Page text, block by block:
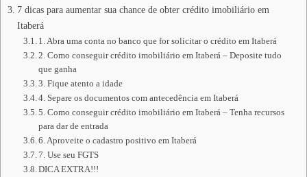
7 dicas para aumentar sua chance de obter crédito imobiliário em
Itaberá
1. Abra uma conta no banco que for solicitar o crédito em Itaberá
2. Como conseguir crédito imobiliário em Itaberá – Deposite tudo
que ganha
3. Fique atento a idade
4. Separe os documentos com antecedência em Itaberá
5. Como conseguir crédito imobiliário em Itaberá – Tenha recursos
para dar de entrada
6. Aproveite o cadastro positivo em Itaberá
7. Use seu FGTS
DICA EXTRA!!!